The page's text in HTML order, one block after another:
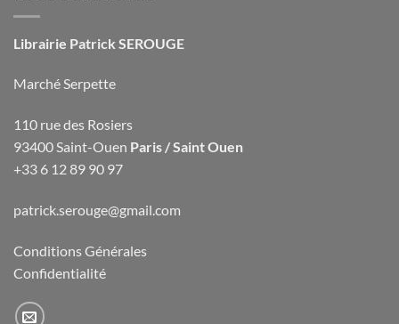
Librairie Patrick SEROUGE
Marché Serpette
110 rue des Rosiers
93400 Saint-Ouen Paris / Saint Ouen
+33 6 12 89 90 97
patrick.serouge@gmail.com
Conditions Générales
Confidentialité